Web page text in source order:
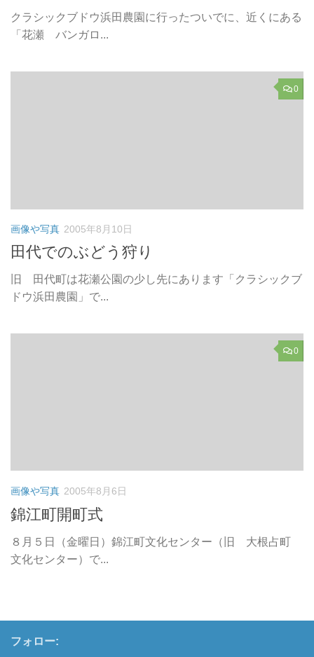
クラシックブドウ浜田農園に行ったついでに、近くにある
「花瀬 バンガロ...
0
画像や写真 2005年8月10日
田代でのぶどう狩り
旧 田代町は花瀬公園の少し先にあります「クラシックブ
ドウ浜田農園」で...
0
画像や写真 2005年8月6日
錦江町開町式
８月５日（金曜日）錦江町文化センター（旧 大根占町
文化センター）で...
フォロー: